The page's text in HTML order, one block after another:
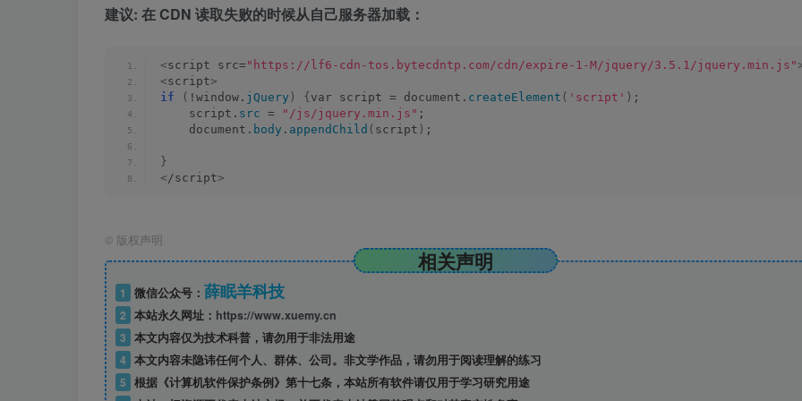
建议: 在 CDN 读取失败的时候从自己服务器加载：
<script src= "https://lf6-cdn-tos.bytecdntp.com/cdn/expire-1-M/jquery/3.5.1/jquery.min.js"
<script>
if
( !window. jQuery ) { var script = document. createElement ( 'script' ) ;
    script.
src = "/js/jquery.min.js" ;
    document.
body . appendChild ( script ) ;
}
< /script>
© 版权声明
相关声明
1 微信公众号： 薛眠羊科技
2 本站永久网址： https://www.xuemy.cn
3 本文内容仅为技术科普，请勿用于非法用途
4 本文内容未隐讳任何个人、群体、公司。非文学作品，请勿用于阅读理解的练习
5 根据《计算机软件保护条例》第十七条，本站所有软件请仅用于学习研究用途